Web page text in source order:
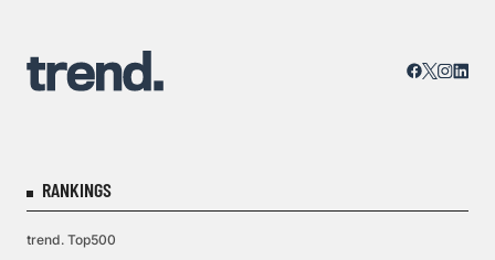
RANKINGS
trend. Top500